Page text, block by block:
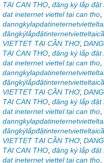
TẠI CAN THO đăng ký lắp đặt
dat ineternet viettel tại can tho
VIETTET TẠI CẦN THƠ,
TẠI CAN THO đăng ký lắp đặt
dat ineternet viettel tại can tho
VIETTET TẠI CẦN THƠ,
TẠI CAN THO đăng ký lắp đặt
dat ineternet viettel tại can tho
VIETTET TẠI CẦN THƠ,
TẠI CAN THO đăng ký lắp đặt
dat ineternet viettel tại can tho